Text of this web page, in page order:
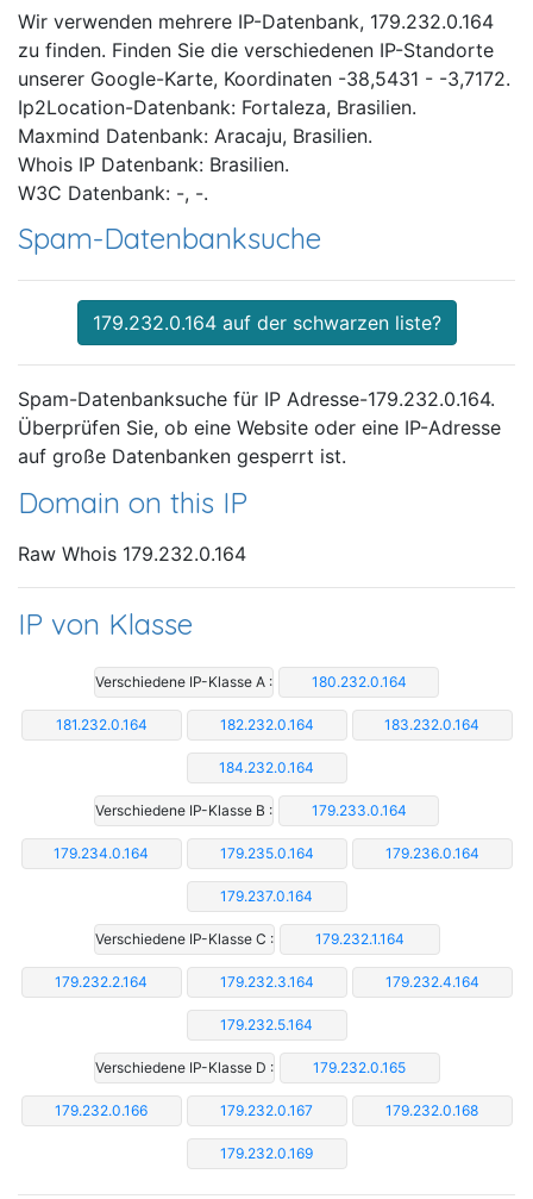
Wir verwenden mehrere IP-Datenbank, 179.232.0.164
zu finden. Finden Sie die verschiedenen IP-Standorte
unserer Google-Karte, Koordinaten -38,5431 - -3,7172.
Ip2Location-Datenbank: Fortaleza, Brasilien.
Maxmind Datenbank: Aracaju, Brasilien.
Whois IP Datenbank: Brasilien.
W3C Datenbank: -, -.
Spam-Datenbanksuche
179.232.0.164 auf der schwarzen liste?
Spam-Datenbanksuche für IP Adresse-179.232.0.164.
Überprüfen Sie, ob eine Website oder eine IP-Adresse
auf große Datenbanken gesperrt ist.
Domain on this IP
Raw Whois 179.232.0.164
IP von Klasse
Verschiedene IP-Klasse A : 180.232.0.164
181.232.0.164 182.232.0.164 183.232.0.164
184.232.0.164
Verschiedene IP-Klasse B : 179.233.0.164
179.234.0.164 179.235.0.164 179.236.0.164
179.237.0.164
Verschiedene IP-Klasse C : 179.232.1.164
179.232.2.164 179.232.3.164 179.232.4.164
179.232.5.164
Verschiedene IP-Klasse D : 179.232.0.165
179.232.0.166 179.232.0.167 179.232.0.168
179.232.0.169